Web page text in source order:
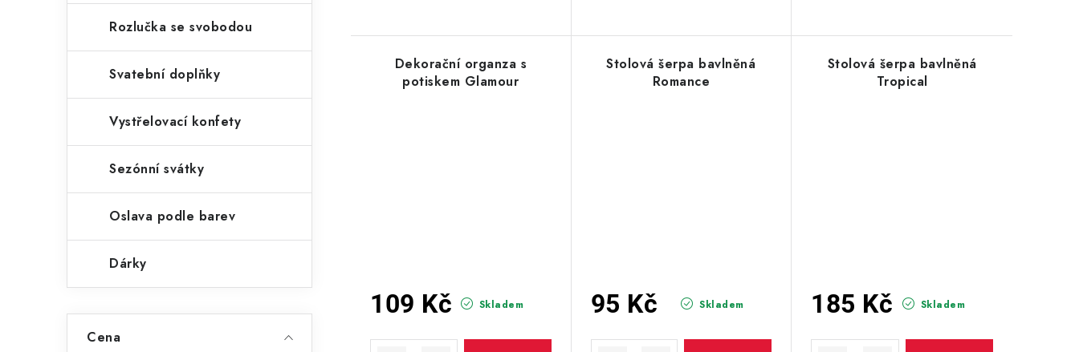
Rozlučka se svobodou
Svatební doplňky
Vystřelovací konfety
Sezónní svátky
Oslava podle barev
Dárky
Cena
Dekorační organza s
potiskem Glamour
Skladem
109 Kč
Stolová šerpa bavlněná
Romance
Skladem
95 Kč
Stolová šerpa bavlněná
Tropical
Skladem
185 Kč